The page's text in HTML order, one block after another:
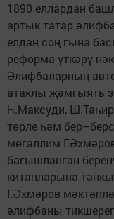
1890 еллардан
артык татар
елдан соң гына
реформа үткәрү
Әлифбаларның
атаклы җәмгыять
Һ.Максуди,
төрле һәм
мөгаллим
багышланган
китапларына
Г.Әхмәров
әлифбаны